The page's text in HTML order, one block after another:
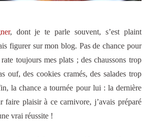
, dont je te parle souvent, s’est plaint
figurer sur mon blog. Pas de chance pour
toujours mes plats ; des chaussons trop
ouf, des cookies cramés, des salades trop
la chance a tournée pour lui : la dernière
faire plaisir à ce carnivore, j’avais préparé
vrai réussite !